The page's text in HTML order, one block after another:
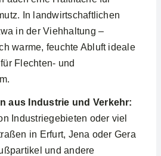
In landwirtschaftlichen
in der Viehhaltung –
warme, feuchte Abluft ideale
Flechten- und
aus Industrie und Verkehr:
Industriegebieten oder viel
in Erfurt, Jena oder Gera
und andere